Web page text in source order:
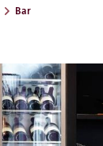
Bar